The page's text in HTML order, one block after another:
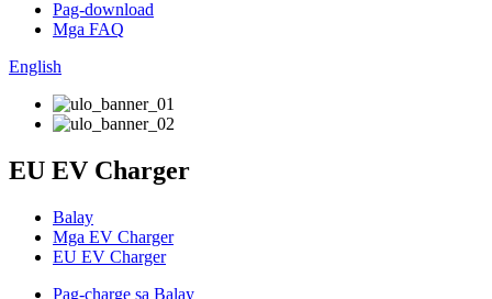
Pag-download
Mga FAQ
English
EU EV Charger
Balay
Mga EV Charger
EU EV Charger
Pag-charge sa Balay